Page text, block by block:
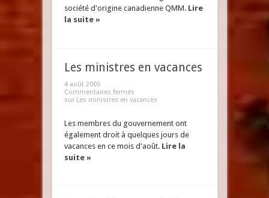
société d'origine canadienne QMM. Lire
la suite »
Les ministres en vacances
4 août 2005
Commentaires fermés
sur Les ministres en vacances
Les membres du gouvernement ont
également droit à quelques jours de
vacances en ce mois d'août. Lire la
suite »